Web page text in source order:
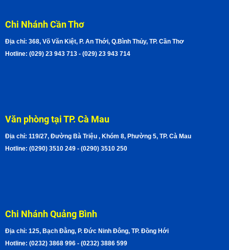
Chi Nhánh Cần Thơ
Địa chỉ: 368, Võ Văn Kiệt, P. An Thới, Q.Bình Thủy, TP. Cần Thơ
Hotline: (029) 23 943 713 - (029) 23 943 714
Văn phòng tại TP. Cà Mau
Địa chỉ: 119/27, Đường Bà Triệu , Khóm 8, Phường 5, TP. Cà Mau
Hotline: (0290) 3510 249 - (0290) 3510 250
Chi Nhánh Quảng Bình
Địa chỉ: 125, Bạch Đằng, P. Đức Ninh Đông, TP. Đồng Hới
Hotline: (0232) 3868 996 - (0232) 3886 599